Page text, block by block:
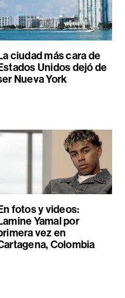
ciudad más cara de
Unidos dejó de
Nueva York
fotos y videos:
Yamal por
vez en
Colombia